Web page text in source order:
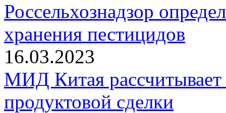
Россельхознадзор
хранения пестицидов
16.03.2023
МИД Китая
продуктовой сделки